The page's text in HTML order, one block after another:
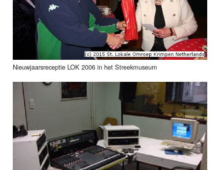
Nieuwjaarsreceptie LOK 2006 in het Streekmuseum